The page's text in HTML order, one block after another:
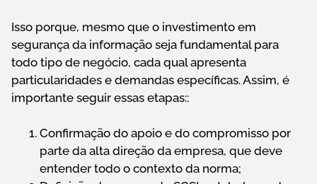
Isso porque, mesmo que o investimento em
segurança da informação seja fundamental para
todo tipo de negócio, cada qual apresenta
particularidades e demandas específicas. Assim, é
importante seguir essas etapas::
Confirmação do apoio e do compromisso por
parte da alta direção da empresa, que deve
entender todo o contexto da norma;